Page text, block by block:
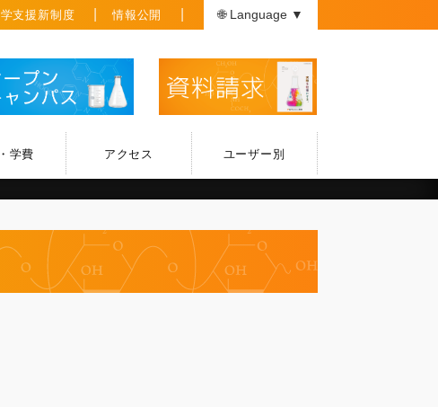
支援新制度 情報公開 🌐 Language ▼
学費 アクセス ユーザー別